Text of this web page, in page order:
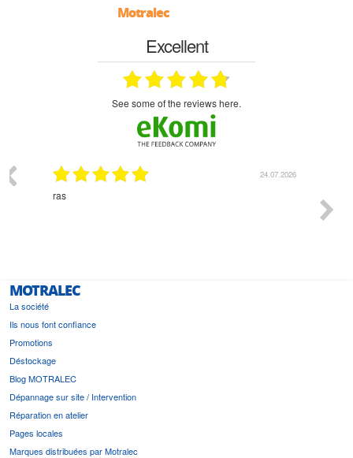
Motralec
Excellent
see some of the reviews here.
24.07.2026
ras
MOTRALEC
La société
Ils nous font confiance
Promotions
Déstockage
Blog MOTRALEC
Dépannage sur site / Intervention
Réparation en atelier
Pages locales
Marques distribuées par Motralec